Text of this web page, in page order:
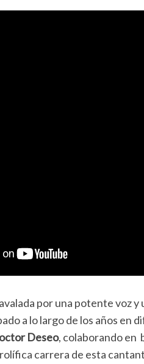
por una potente voz y
a lo largo de los años en
Deseo, colaborando en
carrera de esta